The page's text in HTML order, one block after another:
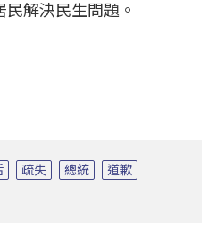
解決民生問題。
疏失 總統
道歉